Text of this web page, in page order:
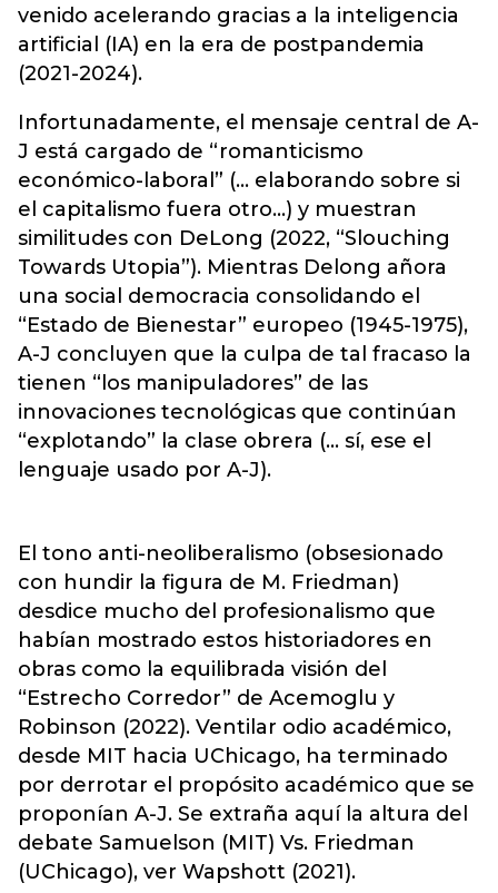
venido acelerando gracias a la inteligencia
artificial (IA) en la era de postpandemia
(2021-2024).
Infortunadamente, el mensaje central de A-
J está cargado de “romanticismo
económico-laboral” (… elaborando sobre si
el capitalismo fuera otro…) y muestran
similitudes con DeLong (2022, “Slouching
Towards Utopia”). Mientras Delong añora
una social democracia consolidando el
“Estado de Bienestar” europeo (1945-1975),
A-J concluyen que la culpa de tal fracaso la
tienen “los manipuladores” de las
innovaciones tecnológicas que continúan
“explotando” la clase obrera (… sí, ese el
lenguaje usado por A-J).
El tono anti-neoliberalismo (obsesionado
con hundir la figura de M. Friedman)
desdice mucho del profesionalismo que
habían mostrado estos historiadores en
obras como la equilibrada visión del
“Estrecho Corredor” de Acemoglu y
Robinson (2022). Ventilar odio académico,
desde MIT hacia UChicago, ha terminado
por derrotar el propósito académico que se
proponían A-J. Se extraña aquí la altura del
debate Samuelson (MIT) Vs. Friedman
(UChicago), ver Wapshott (2021).